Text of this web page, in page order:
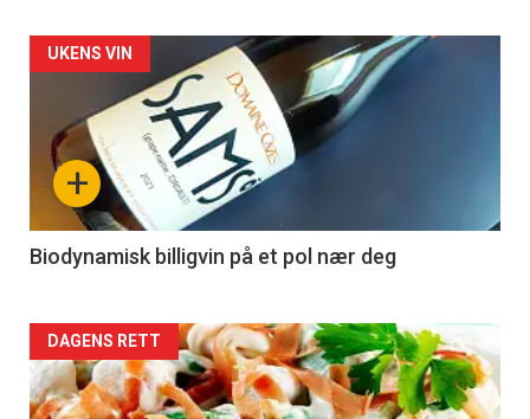
Forsiden
akkurat
nå
4
+
UKENS VIN
Biodynamisk billigvin på et pol nær deg
Forsiden
akkurat
DAGENS RETT